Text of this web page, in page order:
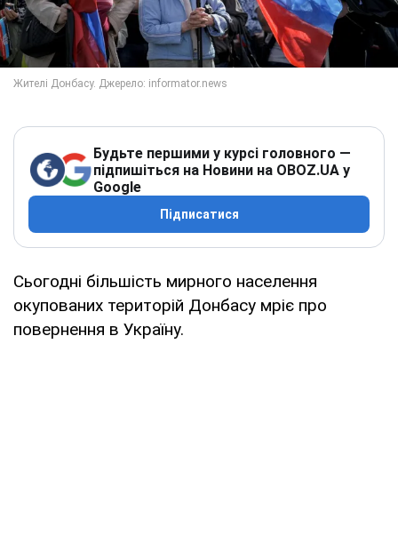
Будьте першими у курсі головного —
підпишіться на Новини на OBOZ.UA у
Google
Підписатися
Сьогодні більшість мирного населення
окупованих територій Донбасу мріє про
повернення в Україну.